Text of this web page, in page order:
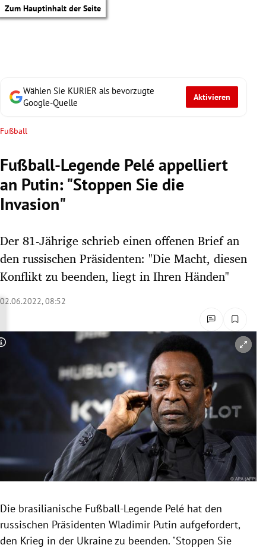
Zum Hauptinhalt der Seite
Untermenü
Untermenü
Untermenü
Untermenü
Untermenü
Untermenü
Untermenü
Wählen Sie KURIER als bevorzugte
Google-Quelle
Aktivieren
Fußball
Fußball-Legende Pelé appelliert
an Putin: "Stoppen Sie die
Invasion"
Der 81-Jährige schrieb einen offenen Brief an
den russischen Präsidenten: "Die Macht, diesen
Konflikt zu beenden, liegt in Ihren Händen"
02.06.2022, 08:52
Copyright-Hinweis öffnen/schließen
Die brasilianische Fußball-Legende Pelé hat den
russischen Präsidenten Wladimir Putin aufgefordert,
den Krieg in der Ukraine zu beenden. "Stoppen Sie